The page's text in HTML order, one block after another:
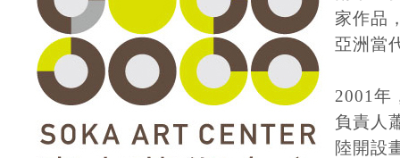
家作品
亞洲當
2001年
負責人
陸開設